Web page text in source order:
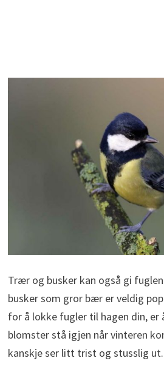
Trær og busker kan også gi
busker som gror bær er veldig
for å lokke fugler til hagen din, er
blomster stå igjen når vinteren
kanskje ser litt trist og stusslig ut.